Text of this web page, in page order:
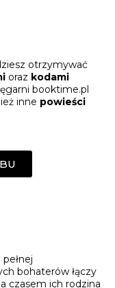
otrzymywać
oraz kodami
booktime.pl
inne powieści
bohaterów łączy
czasem ich rodzina